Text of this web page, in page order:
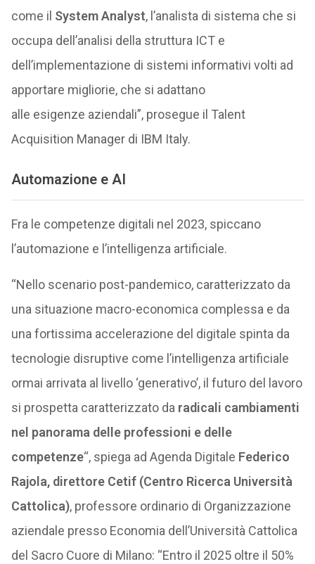
come il System Analyst, l’analista di sistema che si
occupa dell’analisi della struttura ICT e
dell’implementazione di sistemi informativi volti ad
apportare migliorie, che si adattano
alle esigenze aziendali”, prosegue il Talent
Acquisition Manager di IBM Italy.
Automazione e AI
Fra le competenze digitali nel 2023, spiccano
l’automazione e l’intelligenza artificiale.
“Nello scenario post-pandemico, caratterizzato da
una situazione macro-economica complessa e da
una fortissima accelerazione del digitale spinta da
tecnologie disruptive come l’intelligenza artificiale
ormai arrivata al livello ‘generativo’, il futuro del lavoro
si prospetta caratterizzato da radicali cambiamenti
nel panorama delle professioni e delle
competenze“, spiega ad Agenda Digitale Federico
Rajola, direttore Cetif (Centro Ricerca Università
Cattolica), professore ordinario di Organizzazione
aziendale presso Economia dell’Università Cattolica
del Sacro Cuore di Milano: “Entro il 2025 oltre il 50%